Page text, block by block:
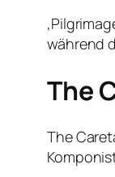
während
The
The